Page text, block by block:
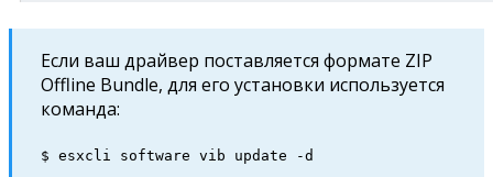
Если ваш драйвер поставляется формате ZIP
Offline Bundle, для его установки используется
команда:
$ esxcli software vib update -d